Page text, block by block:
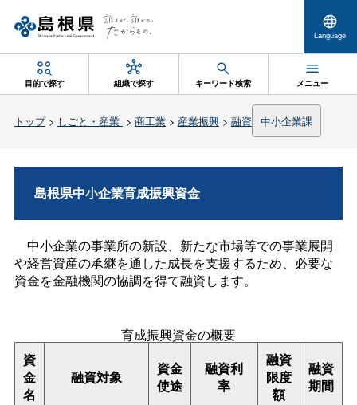
Language
目的で探す 組織で探す キーワード検索 メニュー
トップ> しごと・産業 > 商工業> 産業振興> 融資 中小企業課
島根県中小企業育成振興資金
中小企業の事業所の新設、新たな市場等での事業展開
や経営資産の承継を通した成長を支援するため、必要な
資金を金融機関の協調を得て融資します。
育成振興資金の概要
資
金
名
融資対象
資金
使途
融資利
率
融資
限度
額
融資
期間